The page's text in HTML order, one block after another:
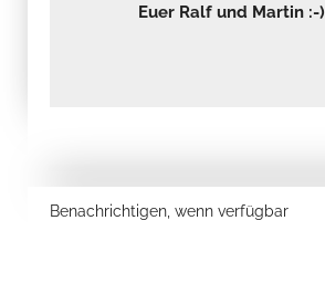
Euer Ralf und Martin :-)
Benachrichtigen, wenn verfügbar